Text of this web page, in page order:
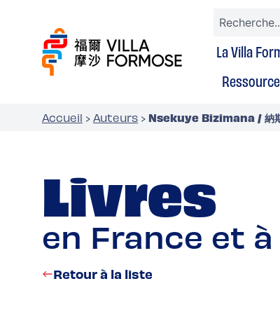
La Villa
Accueil › Auteurs › Nsekuye Bizimana / 納斯
Livres
en France et à
Retour à la liste